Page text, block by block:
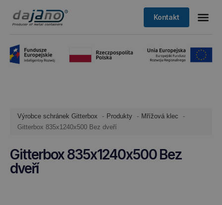
Kontakt
Výrobce schránek Gitterbox Produkty
Mřížová klec
Gitterbox 835x1240x500 Bez dveří
Gitterbox 835x1240x500 Bez
dveří